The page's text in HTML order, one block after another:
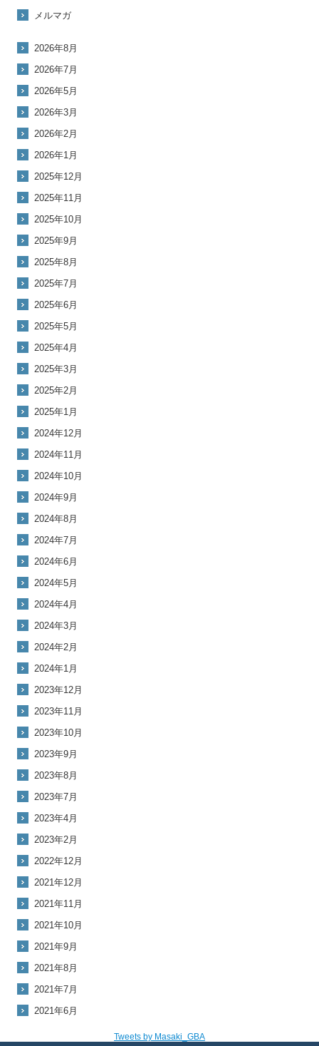
メルマガ
2026年8月
2026年7月
2026年5月
2026年3月
2026年2月
2026年1月
2025年12月
2025年11月
2025年10月
2025年9月
2025年8月
2025年7月
2025年6月
2025年5月
2025年4月
2025年3月
2025年2月
2025年1月
2024年12月
2024年11月
2024年10月
2024年9月
2024年8月
2024年7月
2024年6月
2024年5月
2024年4月
2024年3月
2024年2月
2024年1月
2023年12月
2023年11月
2023年10月
2023年9月
2023年8月
2023年7月
2023年4月
2023年2月
2022年12月
2021年12月
2021年11月
2021年10月
2021年9月
2021年8月
2021年7月
2021年6月
Tweets by Masaki_GBA